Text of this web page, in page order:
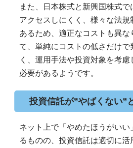
また、日本株式と新興国株式
アクセスしにくく、様々な法規
あるため、適正なコストも異な
て、単純にコストの低さだけで
く、運用手法や投資対象を考慮
必要があるようです。
投資信託が”やばくない”
ネット上で「やめたほうがいい
るものの、投資信託は適切に活